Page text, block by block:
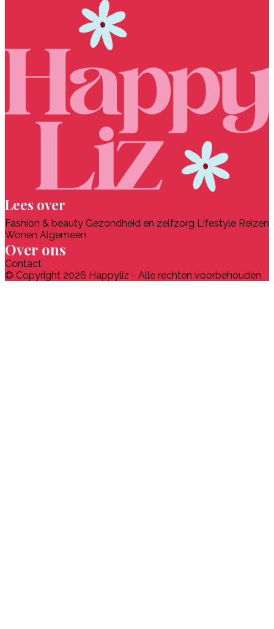
Lees over
Fashion & beauty Gezondheid en zelfzorg Lifestyle Reizen
Wonen Algemeen
Over ons
Contact
© Copyright 2026 Happyliz - Alle rechten voorbehouden